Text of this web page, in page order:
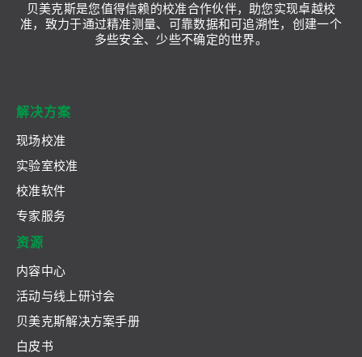
贝美克斯是您值得信赖的校准合作伙伴，助您实现卓越校
准，致力于通过精准测量、可靠数据和可追溯性，创建一个
多些安全、少些不确定的世界。
解决方案
现场校准
实验室校准
校准软件
专家服务
资源
内容中心
活动与线上研讨会
贝美克斯解决方案手册
白皮书